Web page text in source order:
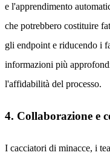
e l'apprendimento
che potrebbero costituire
gli endpoint e riducendo i
informazioni più
l'affidabilità del processo.
4. Collaborazione e
I cacciatori di minacce, i